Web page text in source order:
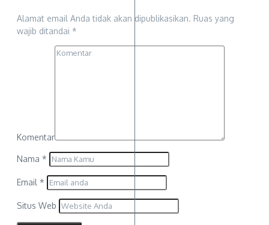
Alamat email Anda tidak akan dipublikasikan. Ruas yang
wajib ditandai *
Komentar
Nama *
Email *
Situs Web